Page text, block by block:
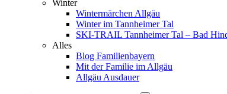
Winter
Wintermärchen Allgäu
Winter im Tannheimer Tal
SKI-TRAIL Tannheimer Tal – Bad
Alles
Blog Familienbayern
Mit der Familie im Allgäu
Allgäu Ausdauer